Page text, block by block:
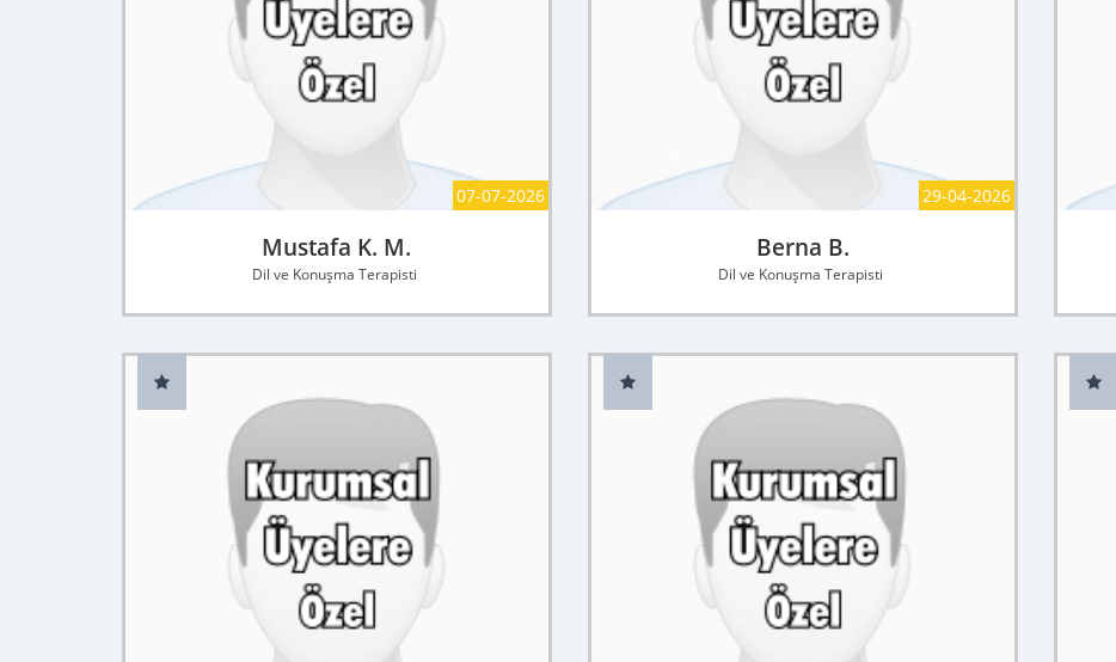
07-07-2026
Mustafa K. M.
Dil ve Konuşma Terapisti
29-04-2026
Berna B.
Dil ve Konuşma Terapisti